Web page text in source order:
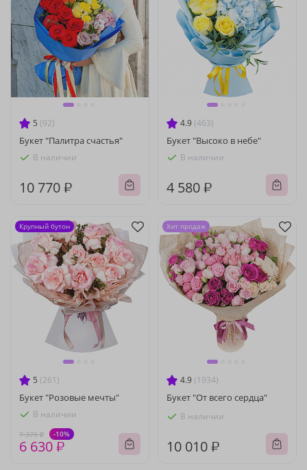
5 (92)
Букет "Палитра счастья"
В наличии
10 770 ₽
4.9 (463)
Букет "Высоко в небе"
В наличии
4 580 ₽
5 (261)
Букет "Розовые мечты"
В наличии
7 370 ₽ -10%
6 630 ₽
Крупный бутон
4.9 (1934)
Букет "От всего сердца"
В наличии
10 010 ₽
Хит продаж